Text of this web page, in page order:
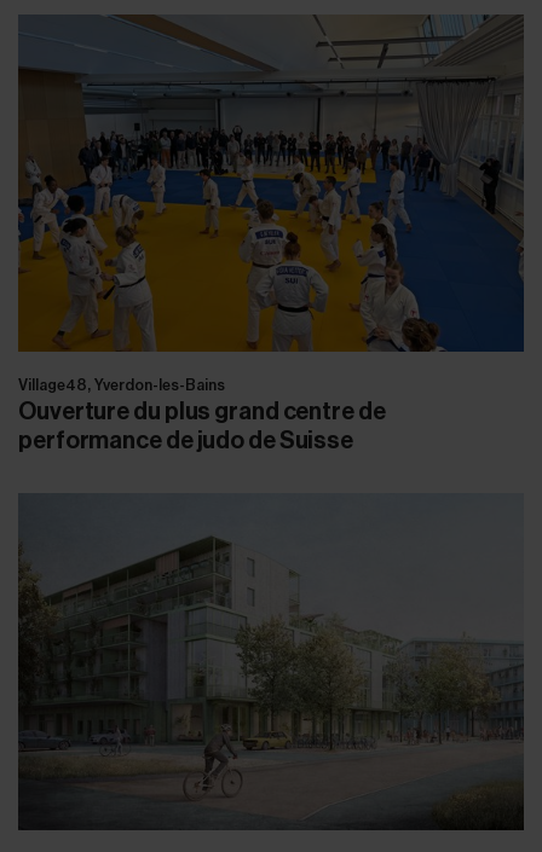
Village48, Yverdon-les-Bains
Ouverture du plus grand centre de
performance de judo de Suisse